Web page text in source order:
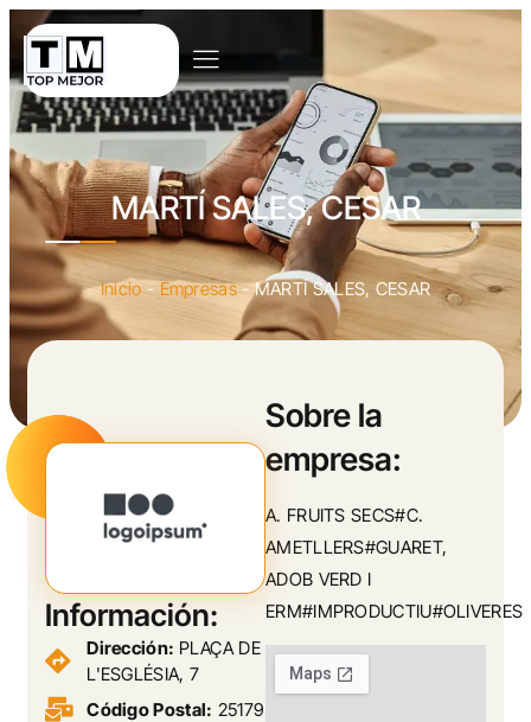
MARTÍ SALES, CESAR
Inicio-Empresas-MARTÍ SALES, CESAR
Sobre la
empresa:
A. FRUITS SECS#C.
AMETLLERS#GUARET,
ADOB VERD I
ERM#IMPRODUCTIU#OLIVERES
Información:
Dirección: PLAÇA DE
L'ESGLÉSIA, 7
Código Postal: 25179